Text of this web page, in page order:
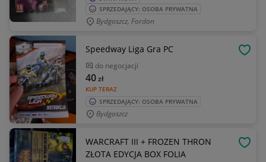
SPRZEDAJĄCY: OSOBA PRYWATNA
Bydgoszcz, Fordon
Speedway Liga Gra PC
do negocjacji
KUP TERAZ
40zł
SPRZEDAJĄCY: OSOBA PRYWATNA
Bydgoszcz
WARCRAFT III + FROZEN THRON
ZŁOTA EDYCJA BOX FOLIA